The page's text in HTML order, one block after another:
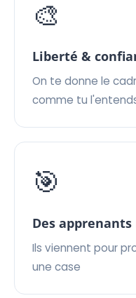
🎨
Liberté &
On te donne le
comme tu
🎯
Des
Ils viennent pour
une case